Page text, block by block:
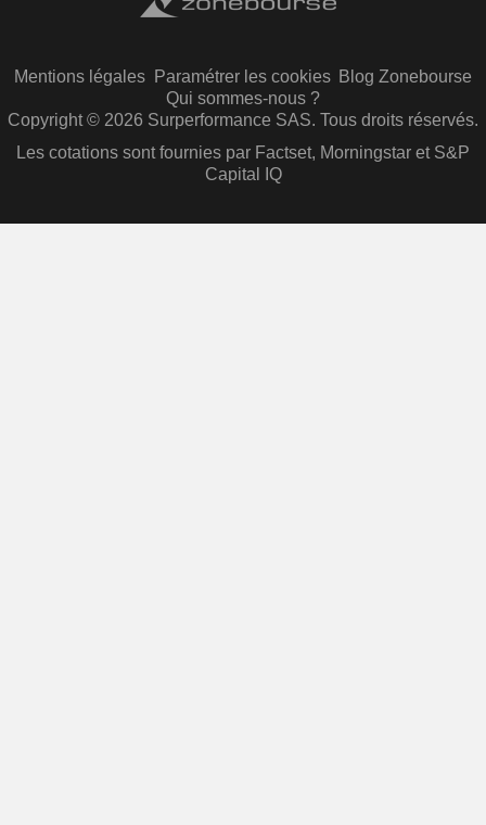
Mentions légales Paramétrer les cookies Blog Zonebourse
Qui sommes-nous ?
Copyright © 2026 Surperformance SAS. Tous droits réservés.
Les cotations sont fournies par Factset, Morningstar et S&P
Capital IQ